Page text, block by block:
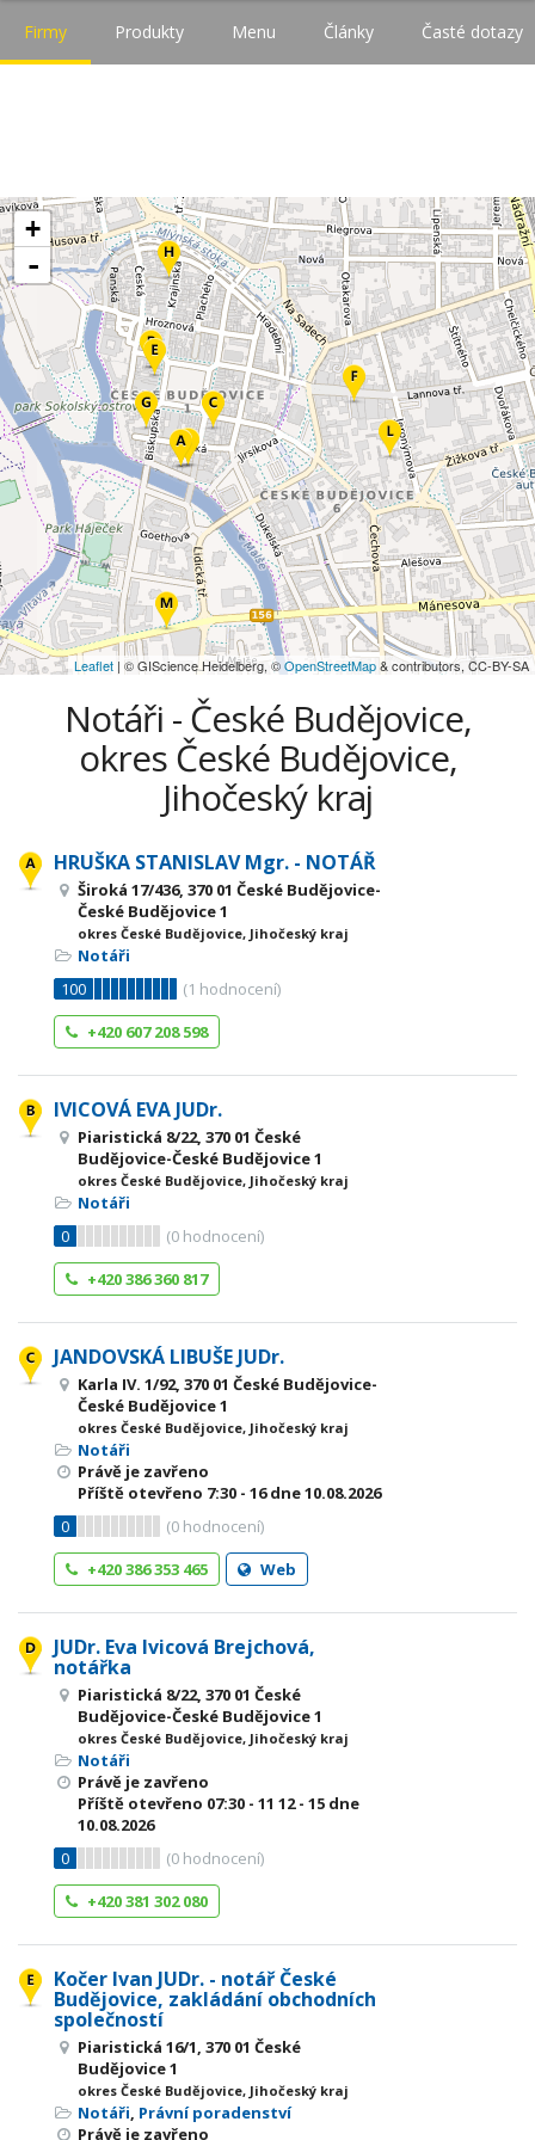
Firmy Produkty Menu Články Časté dotazy
+
-
Leaflet | © GIScience Heidelberg, ©OpenStreetMap& contributors, CC-BY-SA
Notáři - České Budějovice,
okres České Budějovice,
Jihočeský kraj
HRUŠKA STANISLAV Mgr. - NOTÁŘ
Široká 17/436, 370 01 České Budějovice-
České Budějovice 1
okres České Budějovice, Jihočeský kraj
Notáři
100
(1 hodnocení)
+420 607 208 598
IVICOVÁ EVA JUDr.
Piaristická 8/22, 370 01 České
Budějovice-České Budějovice 1
okres České Budějovice, Jihočeský kraj
Notáři
0
(0 hodnocení)
+420 386 360 817
JANDOVSKÁ LIBUŠE JUDr.
Karla IV. 1/92, 370 01 České Budějovice-
České Budějovice 1
okres České Budějovice, Jihočeský kraj
Notáři
Právě je zavřeno
Příště otevřeno 7:30 - 16dne 10.08.2026
0
(0 hodnocení)
+420 386 353 465
Web
JUDr. Eva Ivicová Brejchová,
notářka
Piaristická 8/22, 370 01 České
Budějovice-České Budějovice 1
okres České Budějovice, Jihočeský kraj
Notáři
Právě je zavřeno
Příště otevřeno 07:30 - 11 12 - 15 dne
10.08.2026
0
(0 hodnocení)
+420 381 302 080
Kočer Ivan JUDr. - notář České
Budějovice, zakládání obchodních
společností
Piaristická 16/1, 370 01 České
Budějovice 1
okres České Budějovice, Jihočeský kraj
Notáři, Právní poradenství
Právě je zavřeno